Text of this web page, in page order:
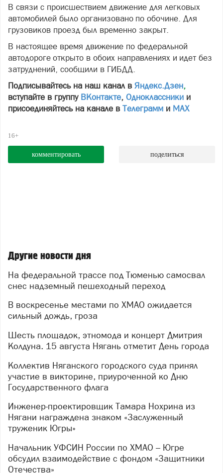
В связи с происшествием движение для легковых
автомобилей было организовано по обочине. Для
грузовиков проезд был временно закрыт.
В настоящее время движение по федеральной
автодороге открыто в обоих направлениях и идет без
затруднений, сообщили в ГИБДД.
Подписывайтесь на наш канал в Яндекс.Дзен,
вступайте в группу ВКонтакте, Одноклассники и
присоединяйтесь на канале в Телеграмм и МАХ
16+
комментировать поделиться
Другие новости дня
На федеральной трассе под Тюменью самосвал
снес надземный пешеходный переход
В воскресенье местами по ХМАО ожидается
сильный дождь, гроза
Шесть площадок, этномода и концерт Дмитрия
Колдуна. 15 августа Нягань отметит День города
Коллектив Няганского городского суда принял
участие в викторине, приуроченной ко Дню
Государственного флага
Инженер-проектировщик Тамара Нохрина из
Нягани награждена знаком «Заслуженный
труженик Югры»
Начальник УФСИН России по ХМАО – Югре
обсудил взаимодействие с фондом «Защитники
Отечества»